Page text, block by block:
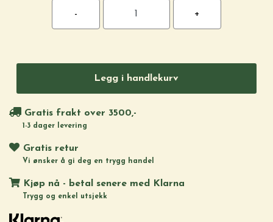
Legg i handlekurv
Gratis frakt over 3500,-
1-3 dager levering
Gratis retur
Vi ønsker å gi deg en trygg handel
Kjøp nå - betal senere med Klarna
Trygg og enkel utsjekk